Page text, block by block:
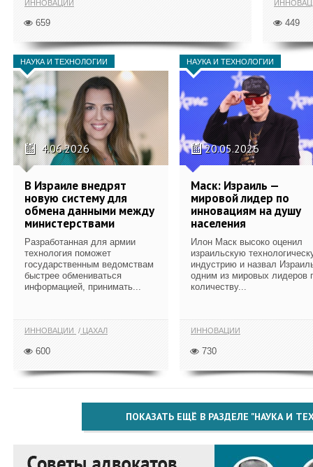
ИННОВАЦИИ
659 449
НАУКА И ТЕХНОЛОГИИ
4.06.2026
В Израиле внедрят
новую систему для
обмена данными между
министерствами
Разработанная для армии
технология поможет
государственным ведомствам
быстрее обмениваться
информацией, принимать...
ИННОВАЦИИ ЦАХАЛ
600
НАУКА И ТЕХНОЛОГИИ
20.05.2026
Маск: Израиль —
мировой лидер по
инновациям на душу
населения
Илон Маск высоко оценил
израильскую
индустрию и назвал
одним из мировых лидеров
количеству...
ИННОВАЦИИ
730
ПОКАЗАТЬ ЕЩЁ В РАЗДЕЛЕ "НАУКА И